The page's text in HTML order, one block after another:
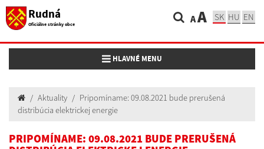
Rudná
Oficiálne stránky obce AA SK HU EN
Toggle navigation
HLAVNÉ MENU
Aktuality
Pripomíname: 09.08.2021 bude prerušená
distribúcia elektrickej energie
PRIPOMÍNAME: 09.08.2021 BUDE PRERUŠENÁ